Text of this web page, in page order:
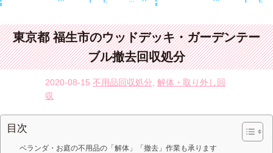
東京都 福生市のウッドデッキ・ガーデンテー
ブル撤去回収処分
2020-08-15 不用品回収処分 解体・取り外し回
収
目次
ベランダ・お庭の不用品の「解体」「撤去」作業も承ります